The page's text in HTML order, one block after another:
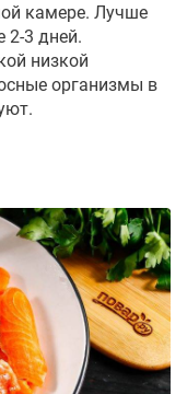
камере. Лучше
2-3 дней.
низкой
организмы в